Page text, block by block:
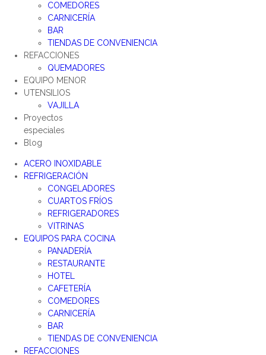
COMEDORES
CARNICERÍA
BAR
TIENDAS DE CONVENIENCIA
REFACCIONES
QUEMADORES
EQUIPO MENOR
UTENSILIOS
VAJILLA
Proyectos
especiales
Blog
ACERO INOXIDABLE
REFRIGERACIÓN
CONGELADORES
CUARTOS FRÍOS
REFRIGERADORES
VITRINAS
EQUIPOS PARA COCINA
PANADERÍA
RESTAURANTE
HOTEL
CAFETERÍA
COMEDORES
CARNICERÍA
BAR
TIENDAS DE CONVENIENCIA
REFACCIONES